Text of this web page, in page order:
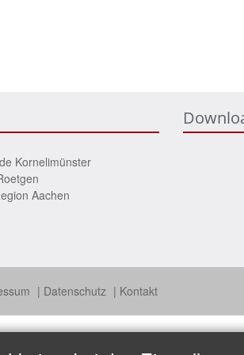
Kornelimünster
Aachen
Datenschutz Kontakt